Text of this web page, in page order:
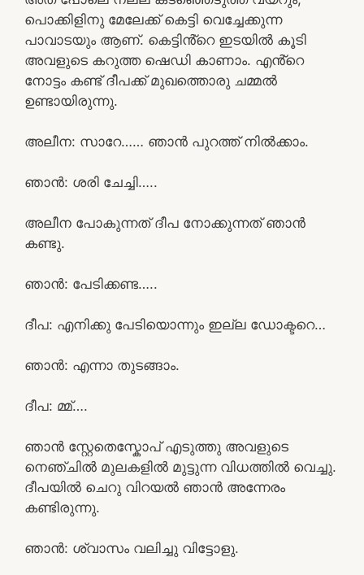
പൊക്കിളിനു മേലേക്ക് കെട്ടി വെച്ചേക്കുന്ന
പാവാടയും ആണ്. കെട്ടിൻ്റെ ഇടയിൽ കൂടി
അവളുടെ കറുത്ത ഷെഡി കാണാം. എൻ്റെ
നോട്ടം കണ്ട് ദീപക്ക് മുഖത്തൊരു ചമ്മൽ
ഉണ്ടായിരുന്നു.
അലീന: സാറേ…… ഞാൻ പുറത്ത് നിൽക്കാം.
ഞാൻ: ശരി ചേച്ചി…..
അലീന പോകുന്നത് ദീപ നോക്കുന്നത് ഞാൻ
കണ്ടു.
ഞാൻ: പേടിക്കണ്ട…..
ദീപ: എനിക്കു പേടിയൊന്നും ഇല്ല ഡോക്ടറെ…
ഞാൻ: എന്നാ തുടങ്ങാം.
ദീപ: മ്മ്….
ഞാൻ സ്റ്റേതെസ്കോപ് എടുത്തു അവളുടെ
നെഞ്ചിൽ മുലകളിൽ മുട്ടുന്ന വിധത്തിൽ വെച്ചു.
ദീപയിൽ ചെറു വിറയൽ ഞാൻ അന്നേരം
കണ്ടിരുന്നു.
ഞാൻ: ശ്വാസം വലിച്ചു വിട്ടോളു.